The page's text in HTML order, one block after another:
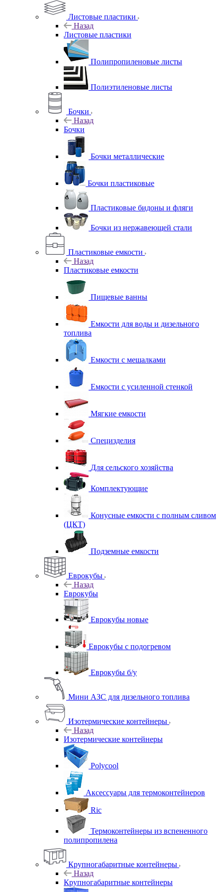
Листовые пластики
Назад
Листовые пластики
Полипропиленовые листы
Полиэтиленовые листы
Бочки
Назад
Бочки
Бочки металлические
Бочки пластиковые
Пластиковые бидоны и фляги
Бочки из нержавеющей стали
Пластиковые емкости
Назад
Пластиковые емкости
Пищевые ванны
Емкости для воды и дизельного
топлива
Емкости с мешалками
Емкости с усиленной стенкой
Мягкие емкости
Специзделия
Для сельского хозяйства
Комплектующие
Конусные емкости с полным сливом
(ЦКТ)
Подземные емкости
Еврокубы
Назад
Еврокубы
Еврокубы новые
Еврокубы с подогревом
Еврокубы б/у
Мини АЗС для дизельного топлива
Изотермические контейнеры
Назад
Изотермические контейнеры
Polycool
Аксессуары для термоконтейнеров
Ric
Термоконтейнеры из вспененного
полипропилена
Крупногабаритные контейнеры
Назад
Крупногабаритные контейнеры